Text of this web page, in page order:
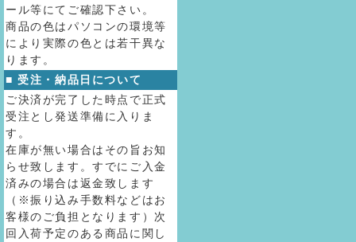
ール等にてご確認下さい。
商品の色はパソコンの環境等
により実際の色とは若干異な
ります。
■ 受注・納品日について
ご決済が完了した時点で正式
受注とし発送準備に入りま
す。
在庫が無い場合はその旨お知
らせ致します。すでにご入金
済みの場合は返金致します
（※振り込み手数料などはお
客様のご負担となります）次
回入荷予定のある商品に関し